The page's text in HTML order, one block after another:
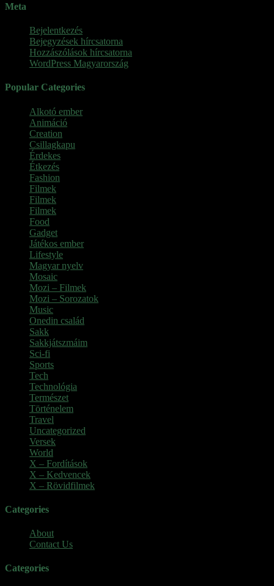
Meta
Bejelentkezés
Bejegyzések hírcsatorna
Hozzászólások hírcsatorna
WordPress Magyarország
Popular Categories
Alkotó ember
Animáció
Creation
Csillagkapu
Érdekes
Étkezés
Fashion
Filmek
Filmek
Filmek
Food
Gadget
Játékos ember
Lifestyle
Magyar nyelv
Mosaic
Mozi – Filmek
Mozi – Sorozatok
Music
Onedin család
Sakk
Sakkjátszmáim
Sci-fi
Sports
Tech
Technológia
Természet
Történelem
Travel
Uncategorized
Versek
World
X – Fordítások
X – Kedvencek
X – Rövidfilmek
Categories
About
Contact Us
Categories